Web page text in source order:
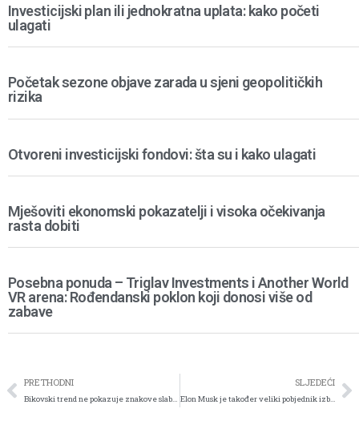
Investicijski plan ili jednokratna uplata: kako početi
ulagati
Početak sezone objave zarada u sjeni geopolitičkih
rizika
Otvoreni investicijski fondovi: šta su i kako ulagati
Mješoviti ekonomski pokazatelji i visoka očekivanja
rasta dobiti
Posebna ponuda – Triglav Investments i Another World
VR arena: Rođendanski poklon koji donosi više od
zabave
PRETHODNI
Bikovski trend ne pokazuje znakove slabosti
SLJEDEĆI
Elon Musk je također veliki pobjednik izbora